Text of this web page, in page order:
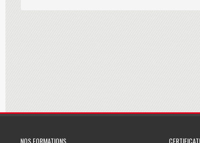
NOS FORMATIONS